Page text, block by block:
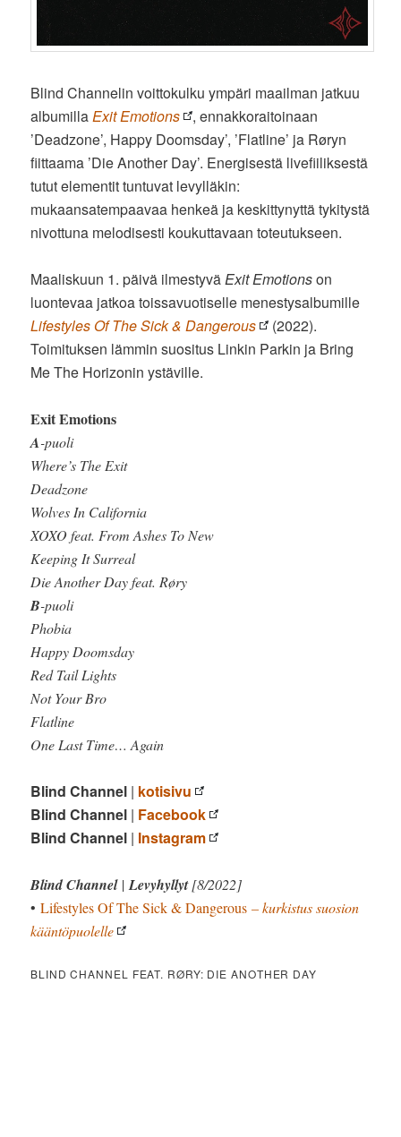
Blind Channelin voittokulku ympäri maailman jatkuu
albumillaExit Emotions
, ennakkoraitoinaan
’Deadzone’, Happy Doomsday’, ’Flatline’ ja Røryn
fiittaama ’Die Another Day’. Energisestä livefiiliksestä
tutut elementit tuntuvat levylläkin:
mukaansatempaavaa henkeä ja keskittynyttä tykitystä
nivottuna melodisesti koukuttavaan toteutukseen.
Maaliskuun 1. päivä ilmestyväExit Emotionson
luontevaa jatkoa toissavuotiselle menestysalbumille
Lifestyles Of The Sick & Dangerous
(2022).
Toimituksen lämmin suositus Linkin Parkin ja Bring
Me The Horizonin ystäville.
Exit Emotions
A-puoli
Where’s The Exit
Deadzone
Wolves In California
XOXO feat. From Ashes To New
Keeping It Surreal
Die Another Day feat. Røry
B-puoli
Phobia
Happy Doomsday
Red Tail Lights
Not Your Bro
Flatline
One Last Time… Again
Blind Channel | kotisivu
Blind Channel | Facebook
Blind Channel | Instagram
Blind Channel|Levyhyllyt[8/2022]
•Lifestyles Of The Sick & Dangerous – kurkistus suosion
kääntöpuolelle
BLIND CHANNEL FEAT. RØRY: DIE ANOTHER DAY